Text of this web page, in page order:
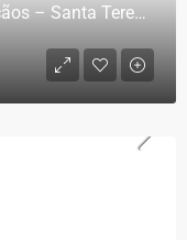
Casa de 3 Quartos – Vale das Bençãos – Santa Teresa/ES